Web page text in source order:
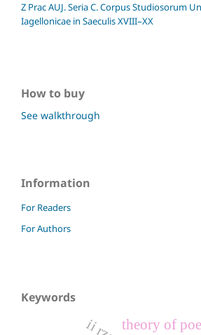
Z Prac AUJ. Seria C. Corpus Studiosorum
Iagellonicae in Saeculis XVIII–XX
How to buy
See walkthrough
Information
For Readers
For Authors
Keywords
theory of